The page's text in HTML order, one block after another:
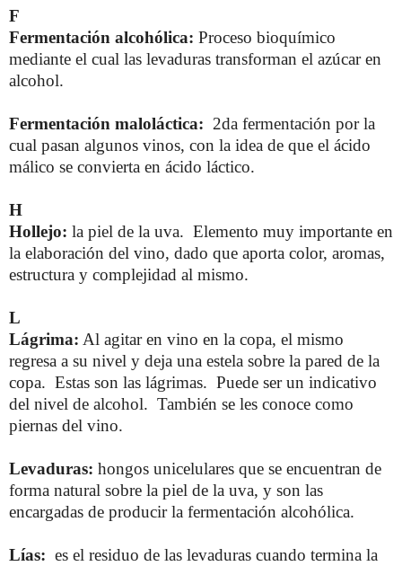
F
Fermentación alcohólica: Proceso bioquímico
mediante el cual las levaduras transforman el azúcar en
alcohol.
Fermentación maloláctica: 2da fermentación por la
cual pasan algunos vinos, con la idea de que el ácido
málico se convierta en ácido láctico.
H
Hollejo: la piel de la uva. Elemento muy importante en
la elaboración del vino, dado que aporta color, aromas,
estructura y complejidad al mismo.
L
Lágrima: Al agitar en vino en la copa, el mismo
regresa a su nivel y deja una estela sobre la pared de la
copa. Estas son las lágrimas. Puede ser un indicativo
del nivel de alcohol. También se les conoce como
piernas del vino.
Levaduras: hongos unicelulares que se encuentran de
forma natural sobre la piel de la uva, y son las
encargadas de producir la fermentación alcohólica.
Lías: es el residuo de las levaduras cuando termina la